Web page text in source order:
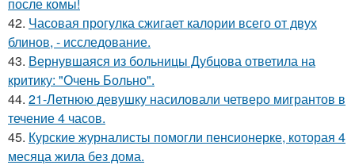
42. Часовая прогулка сжигает калории всего от двух
блинов, - исследование.
43. Вернувшаяся из больницы Дубцова ответила на
критику: "Очень Больно".
44. 21-Летнюю девушку насиловали четверо мигрантов в
течение 4 часов.
45. Курские журналисты помогли пенсионерке, которая 4
месяца жила без дома.